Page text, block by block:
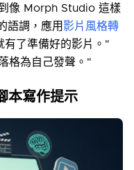
像 Morph Studio 這樣
語調，應用 影片風格轉
有了準備好的影片。"
格為自己發聲。"
本寫作提示